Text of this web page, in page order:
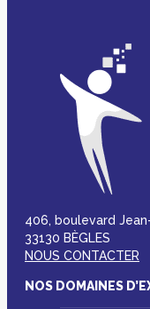
406, boulevard
33130 BÈGLES
NOUS CONTACTER
NOS DOMAINES